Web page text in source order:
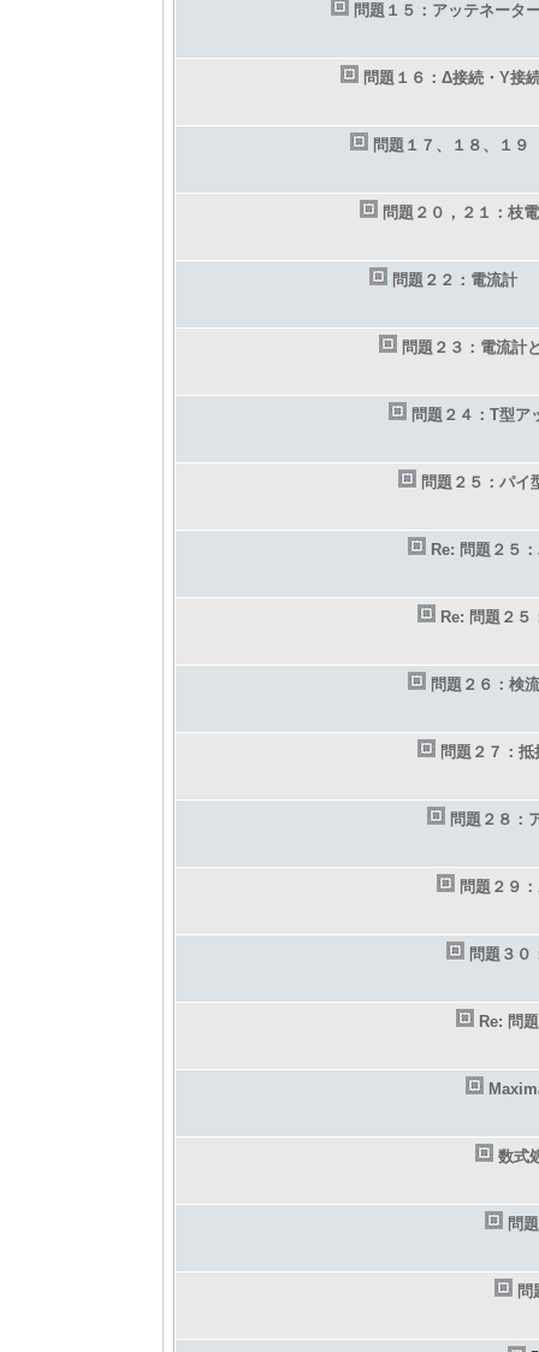
問題１５：アッテネータ
問題１６：Δ接続・Y接
問題１７、１８、１９
問題２０，２１：枝
問題２２：電流計
問題２３：電流計
問題２４：T型ア
問題２５：パイ
Re: 問題２５
Re: 問題２５
問題２６：検
問題２７：抵
問題２８：
問題２９
問題３０
Re: 問
数式
問
問